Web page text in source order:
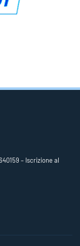
– Iscrizione al